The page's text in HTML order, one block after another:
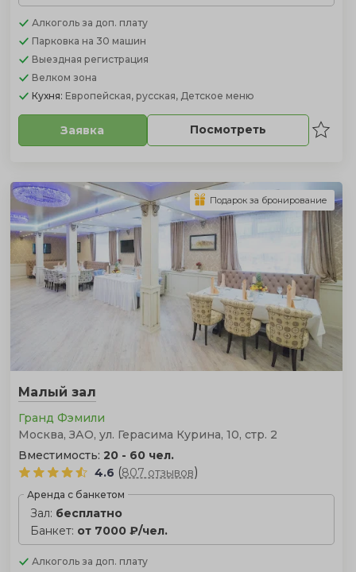
Алкоголь за доп. плату
Парковка на 30 машин
Выездная регистрация
Велком зона
Кухня: Европейская, русская, Детское меню
Заявка Посмотреть
Малый зал
Гранд Фэмили
Москва, ЗАО, ул. Герасима Курина, 10, стр. 2
Вместимость: 20 - 60 чел.
4.6 (807 отзывов)
Аренда с банкетом
Зал: бесплатно
Банкет: от 7000 ₽/чел.
Алкоголь за доп. плату
Подарок за бронирование